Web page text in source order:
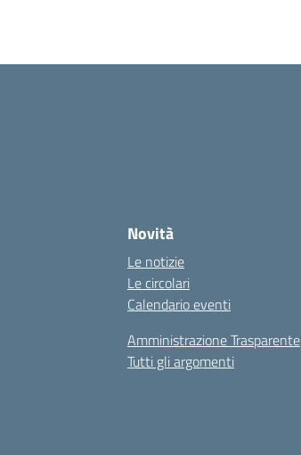
Novità
Le notizie
Le circolari
Calendario eventi
Amministrazione Trasparente
Tutti gli argomenti